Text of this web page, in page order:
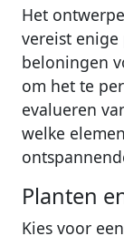
Het
vereist
beloningen
om het te
evalueren
welke
Planten
Kies voor